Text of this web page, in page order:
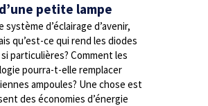
petite lampe
d’éclairage d’avenir,
qu’est-ce qui rend les diodes
particulières? Comment les
pourra-t-elle remplacer
ampoules? Une chose est
des économies d’énergie